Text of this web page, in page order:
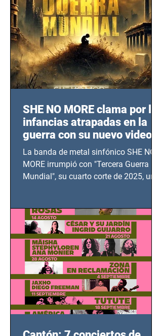
SHE NO MORE clama por las
infancias atrapadas en la
guerra con su nuevo video
TERCERA GUERRA
MUNDIAL
La banda de metal sinfónico SHE NO
MORE irrumpió con "Tercera Guerra
Mundial", su cuarto corte de 2025, un
bélicos.